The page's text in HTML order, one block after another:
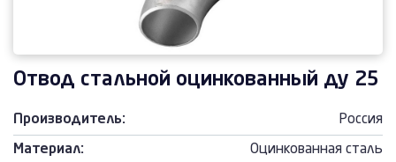
Отвод стальной оцинкованный ду 25
Производитель: Россия
Материал: Оцинкованная сталь